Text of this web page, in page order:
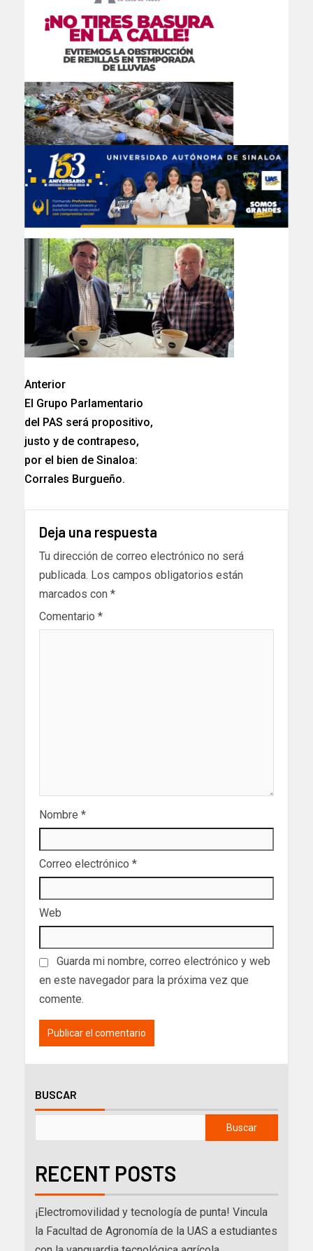
Anterior
El Grupo Parlamentario
del PAS será propositivo,
justo y de contrapeso,
por el bien de Sinaloa:
Corrales Burgueño.
Deja una respuesta
Tu dirección de correo electrónico no será
publicada. Los campos obligatorios están
marcados con *
Comentario *
Nombre *
Correo electrónico *
Web
Guarda mi nombre, correo electrónico y web
en este navegador para la próxima vez que
comente.
BUSCAR
Buscar
RECENT POSTS
¡Electromovilidad y tecnología de punta! Vincula
la Facultad de Agronomía de la UAS a estudiantes